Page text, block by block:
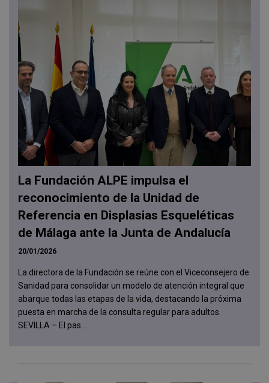
La Fundación ALPE impulsa el
reconocimiento de la Unidad de
Referencia en Displasias Esqueléticas
de Málaga ante la Junta de Andalucía
20/01/2026
La directora de la Fundación se reúne con el Viceconsejero de
Sanidad para consolidar un modelo de atención integral que
abarque todas las etapas de la vida, destacando la próxima
puesta en marcha de la consulta regular para adultos.
SEVILLA – El pas...